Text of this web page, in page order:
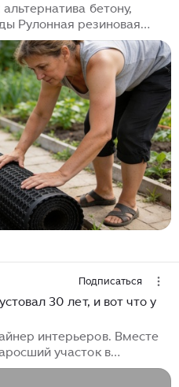
бетону,
Рулонная резиновая
решением для
укладывается, не
для разных зон
все больше дачников
бетона и плитки
дачники
аккуратные и
таскать мешки с
отпугивает даже
Подписаться
30 лет, и вот что у
интерьеров. Вместе
участок в
куда хочется приезжать